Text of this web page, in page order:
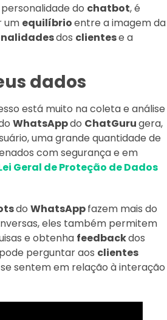
do chatbot, é
um equilíbrioentre a imagem da
dos clientese a
dados
está muito na coleta e análise
WhatsAppdo ChatGurugera,
uma grande quantidade de
com segurança e em
Geral de Proteção de Dados
do WhatsAppfazem mais do
eles também permitem
e obtenha feedbackdos
perguntar aos clientes
sentem em relação à interação